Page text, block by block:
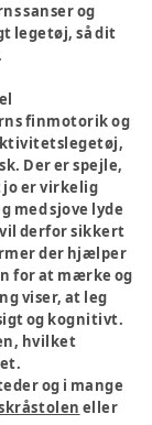
sanser og
legetøj, så dit
finmotorik og
Der er spejle,
jo er virkelig
med sjove lyde
derfor sikkert
der hjælper
for at mærke og
viser, at leg
og kognitivt.
hvilket
og i mange
eller